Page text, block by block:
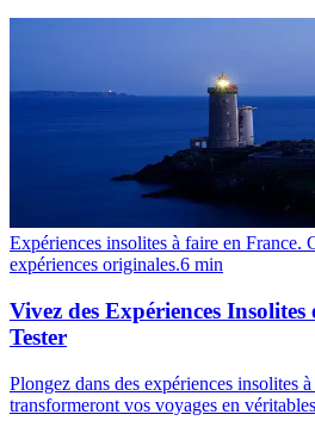
Expériences insolites à faire en France.
expériences originales.6 min
Vivez des Expériences
Tester
Plongez dans des expériences insolites
transformeront vos voyages en